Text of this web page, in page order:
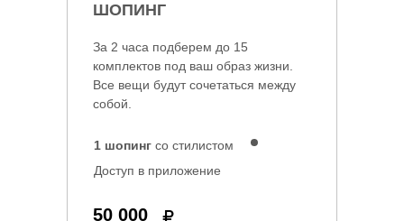
ШОПИНГ
50 000
За 2 часа подберем до 15
комплектов под ваш образ жизни.
Все вещи будут сочетаться между
собой.
1 шопинг со стилистом
Доступ в приложение